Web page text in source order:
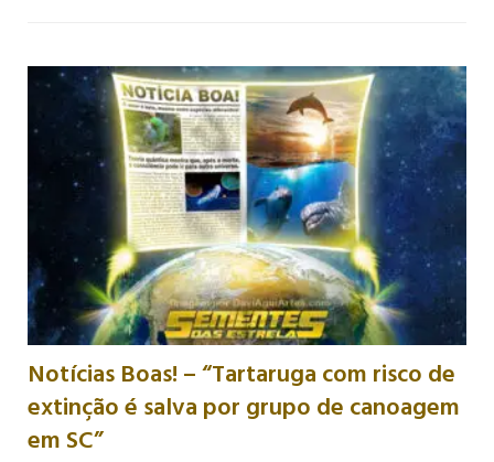
Notícias Boas! – “Tartaruga com risco de
extinção é salva por grupo de canoagem
em SC”